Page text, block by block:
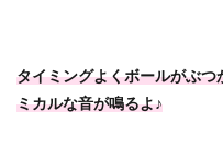
タイミングよくボールがぶ
ミカルな音が鳴るよ♪